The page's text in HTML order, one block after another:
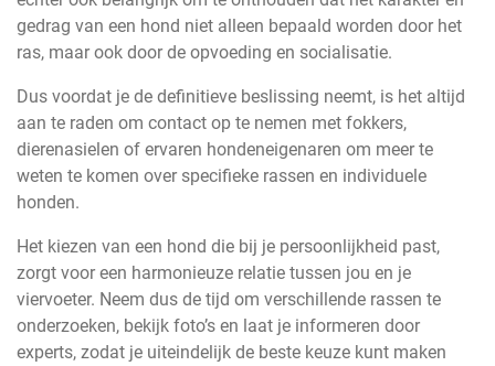
gedrag van een hond niet alleen bepaald worden door het
ras, maar ook door de opvoeding en socialisatie.
Dus voordat je de definitieve beslissing neemt, is het altijd
aan te raden om contact op te nemen met fokkers,
dierenasielen of ervaren hondeneigenaren om meer te
weten te komen over specifieke rassen en individuele
honden.
Het kiezen van een hond die bij je persoonlijkheid past,
zorgt voor een harmonieuze relatie tussen jou en je
viervoeter. Neem dus de tijd om verschillende rassen te
onderzoeken, bekijk foto’s en laat je informeren door
experts, zodat je uiteindelijk de beste keuze kunt maken